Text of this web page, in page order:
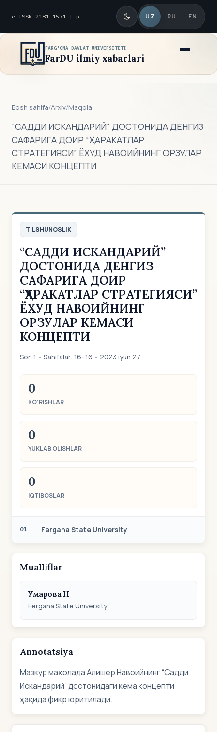
e-ISSN 2181-1571 | p-ISSN 2010-8419 UZ RU EN
FARG'ONA DAVLAT UNIVERSITETI
FarDU ilmiy xabarlari
Bosh sahifa/Arxiv/Maqola
“CАДДИ ИСКАНДАРИЙ” ДОСТОНИДА ДЕНГИЗ
САФАРИГА ДОИР “ҲАРАКАТЛАР
СТРАТЕГИЯСИ” ЁХУД НАВОИЙНИНГ ОРЗУЛАР
КЕМАСИ КОНЦЕПТИ
TILSHUNOSLIK
“CАДДИ ИСКАНДАРИЙ”
ДОСТОНИДА ДЕНГИЗ
САФАРИГА ДОИР
“ҲАРАКАТЛАР СТРАТЕГИЯСИ”
ЁХУД НАВОИЙНИНГ
ОРЗУЛАР КЕМАСИ
КОНЦЕПТИ
Son 1 • Sahifalar: 16–16 • 2023 iyun 27
0
KO‘RISHLAR
0
YUKLAB OLISHLAR
0
IQTIBOSLAR
01 Fergana State University
Mualliflar
Умарова Н
Fergana State University
Annotatsiya
Мазкур мақолада Алишер Навоийнинг “Садди
Искандарий” достонидаги кема концепти
ҳақида фикр юритилади.